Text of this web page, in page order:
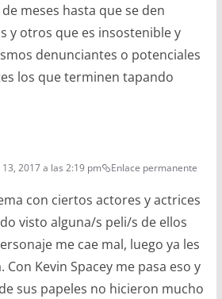
meses hasta que se den
y otros que es insostenible y
denunciantes o potenciales
los que terminen tapando
2017 a las 2:19 pm Enlace permanente
con ciertos actores y actrices
visto alguna/s peli/s de ellos
me cae mal, luego ya les
Con Kevin Spacey me pasa eso y
sus papeles no hicieron mucho